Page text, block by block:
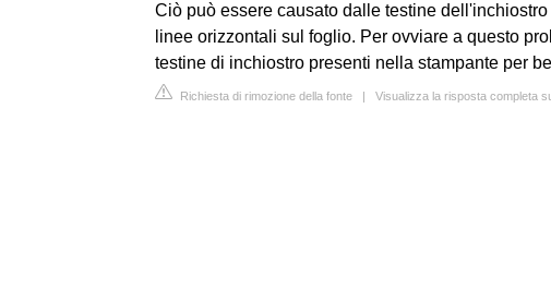
Ciò può essere causato dalle testine
linee orizzontali sul foglio. Per ovviare a questo
testine di inchiostro presenti nella stampante per
Richiesta di rimozione della fonte | Visualizza la risposta completa